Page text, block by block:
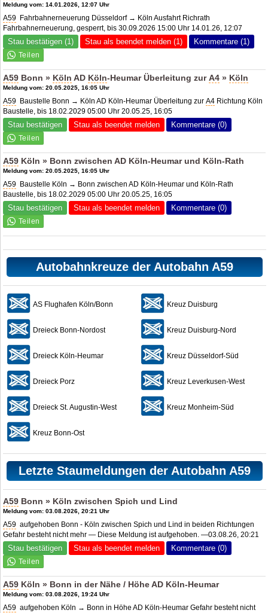
Meldung vom: 14.01.2026, 12:07 Uhr
A59 Fahrbahnerneuerung Düsseldorf → Köln Ausfahrt Richrath
Fahrbahnerneuerung, gesperrt, bis 30.09.2026 15:00 Uhr 14.01.26, 12:07
Stau bestätigen (1) Stau als beendet melden (1) Kommentare (1)
A59 Bonn » Köln AD Köln-Heumar Überleitung zurA4 » Köln
Meldung vom: 20.05.2025, 16:05 Uhr
A59 Baustelle Bonn → Köln AD Köln-Heumar Überleitung zurA4 Richtung Köln
Baustelle, bis 18.02.2029 05:00 Uhr 20.05.25, 16:05
Stau bestätigen Stau als beendet melden Kommentare (0)
A59 Köln » Bonn zwischenAD Köln-Heumarund Köln-Rath
Meldung vom: 20.05.2025, 16:05 Uhr
A59 Baustelle Köln → Bonn zwischen AD Köln-Heumar und Köln-Rath
Baustelle, bis 18.02.2029 05:00 Uhr 20.05.25, 16:05
Stau bestätigen Stau als beendet melden Kommentare (0)
Autobahnkreuze der Autobahn A59
AS Flughafen Köln/Bonn
Dreieck Bonn-Nordost
Dreieck Köln-Heumar
Dreieck Porz
Dreieck St. Augustin-West
Kreuz Bonn-Ost
Kreuz Duisburg
Kreuz Duisburg-Nord
Kreuz Düsseldorf-Süd
Kreuz Leverkusen-West
Kreuz Monheim-Süd
Letzte Staumeldungen der Autobahn A59
A59 Bonn » Köln zwischen Spich und Lind
Meldung vom: 03.08.2026, 20:21 Uhr
A59 aufgehoben Bonn - Köln zwischen Spich und Lind in beiden Richtungen
Gefahr besteht nicht mehr — Diese Meldung ist aufgehoben. —03.08.26, 20:21
Stau bestätigen Stau als beendet melden Kommentare (0)
A59 Köln » Bonn in der Nähe / HöheAD Köln-Heumar
Meldung vom: 03.08.2026, 19:24 Uhr
A59 aufgehoben Köln → Bonn in Höhe AD Köln-Heumar Gefahr besteht nicht